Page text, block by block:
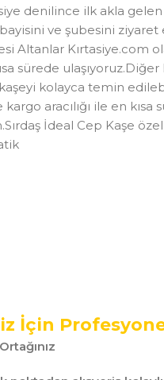
denilince ilk akla
ve şubesini
Altanlar
sürede
kolayca temin
aracılığı ile en
İdeal Cep Kaşe
İçin